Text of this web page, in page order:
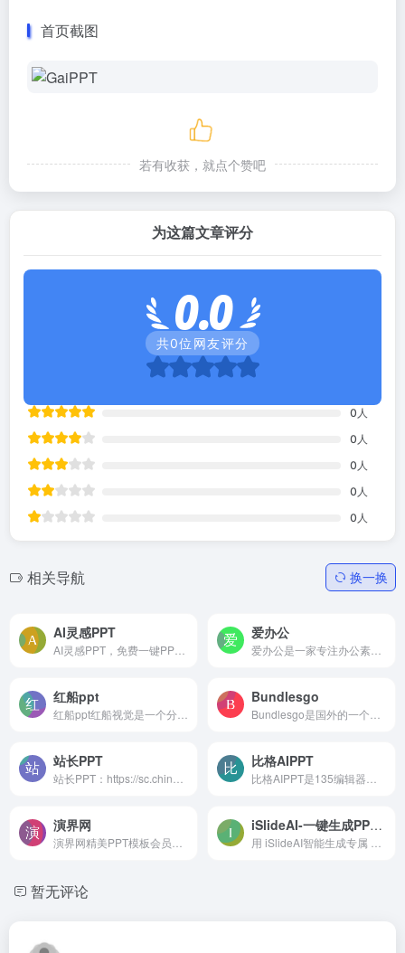
首页截图
若有收获，就点个赞吧
为这篇文章评分
0.0
共0位网友评分
0 人
0 人
0 人
0 人
0 人
相关导航 换一换
AI灵感PPT 爱办公
红船ppt Bundlesgo
站长PPT 比格AIPPT
演界网 iSlideAI-一键生成PPT模板下载
暂无评论